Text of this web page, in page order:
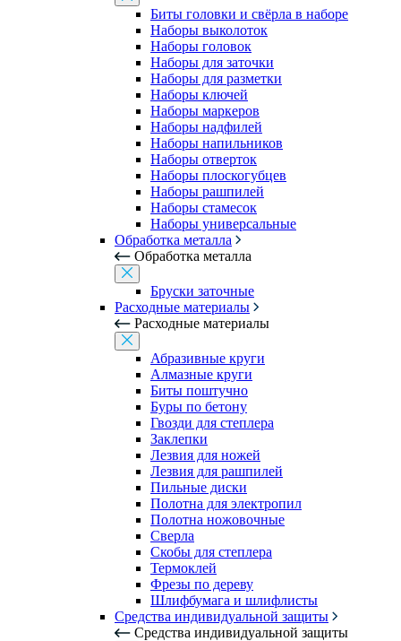
Биты головки и свёрла в наборе
Наборы выколоток
Наборы головок
Наборы для заточки
Наборы для разметки
Наборы ключей
Наборы маркеров
Наборы надфилей
Наборы напильников
Наборы отверток
Наборы плоскогубцев
Наборы рашпилей
Наборы стамесок
Наборы универсальные
Обработка металла
Обработка металла
Бруски заточные
Расходные материалы
Расходные материалы
Абразивные круги
Алмазные круги
Биты поштучно
Буры по бетону
Гвозди для степлера
Заклепки
Лезвия для ножей
Лезвия для рашпилей
Пильные диски
Полотна для электропил
Полотна ножовочные
Сверла
Скобы для степлера
Термоклей
Фрезы по дереву
Шлифбумага и шлифлисты
Средства индивидуальной защиты
Средства индивидуальной защиты